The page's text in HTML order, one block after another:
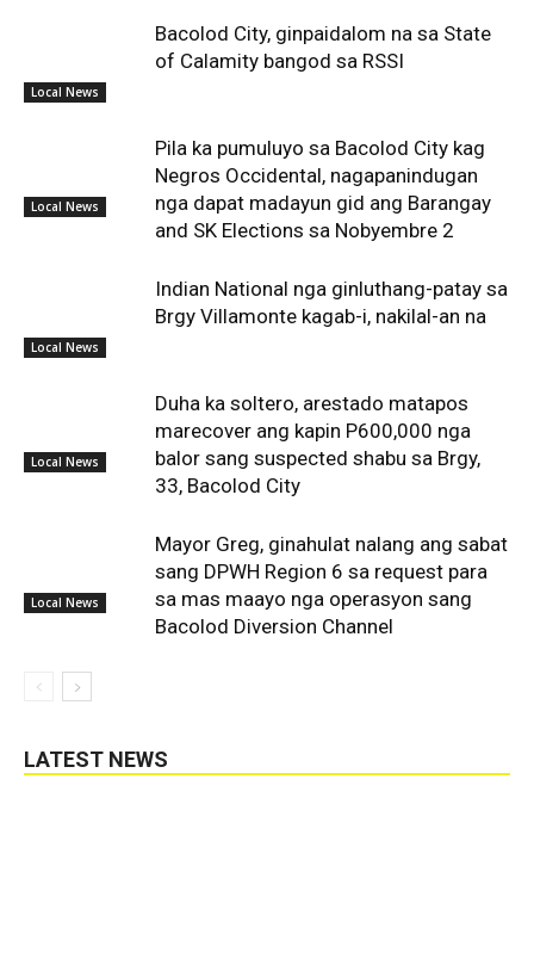
Local News
Bacolod City, ginpaidalom na sa State
of Calamity bangod sa RSSI
Local News
Pila ka pumuluyo sa Bacolod City kag
Negros Occidental, nagapanindugan
nga dapat madayun gid ang Barangay
and SK Elections sa Nobyembre 2
Local News
Indian National nga ginluthang-patay sa
Brgy Villamonte kagab-i, nakilal-an na
Local News
Duha ka soltero, arestado matapos
marecover ang kapin P600,000 nga
balor sang suspected shabu sa Brgy,
33, Bacolod City
Local News
Mayor Greg, ginahulat nalang ang sabat
sang DPWH Region 6 sa request para
sa mas maayo nga operasyon sang
Bacolod Diversion Channel
LATEST NEWS